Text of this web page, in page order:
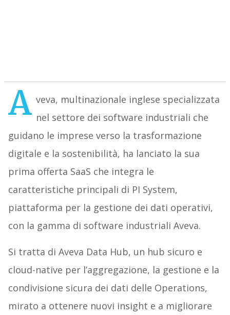
A veva, multinazionale inglese specializzata
nel settore dei software industriali che
guidano le imprese verso la trasformazione
digitale e la sostenibilità, ha lanciato la sua
prima offerta SaaS che integra le
caratteristiche principali di PI System,
piattaforma per la gestione dei dati operativi,
con la gamma di software industriali Aveva.
Si tratta di Aveva Data Hub, un hub sicuro e
cloud-native per l’aggregazione, la gestione e la
condivisione sicura dei dati delle Operations,
mirato a ottenere nuovi insight e a migliorare